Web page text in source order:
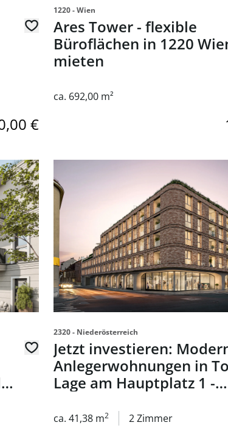
€
1220 - Wien
Ares Tower - flexible
Büroflächen in 1220 Wien zu
mieten
ca. 692,00 m²
1 - Ihr Nummer-Eins-Standort zum
2320 - Niederösterreich
Jetzt investieren:
Anlegerwohnungen in
Lage am Hauptplatz 1 -
Schwechat
ca. 41,38 m2 2 Zimmer